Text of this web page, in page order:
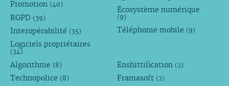
Promotion (40)
RGPD (39)
Interopérabilité (35)
Logiciels propriétaires
(34)
Écosystème numérique
(9)
Téléphonie mobile (9)
Algorithme (8)
Technopolice (8)
Enshittification (2)
Framasoft (2)